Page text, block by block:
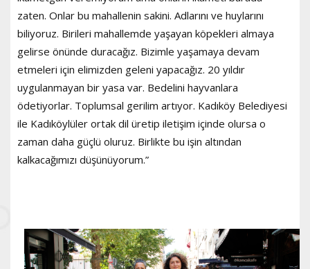
zaten. Onlar bu mahallenin sakini. Adlarını ve huylarını
biliyoruz. Birileri mahallemde yaşayan köpekleri almaya
gelirse önünde duracağız. Bizimle yaşamaya devam
etmeleri için elimizden geleni yapacağız. 20 yıldır
uygulanmayan bir yasa var. Bedelini hayvanlara
ödetiyorlar. Toplumsal gerilim artıyor. Kadıköy Belediyesi
ile Kadıköylüler ortak dil üretip iletişim içinde olursa o
zaman daha güçlü oluruz. Birlikte bu işin altından
kalkacağımızı düşünüyorum.”